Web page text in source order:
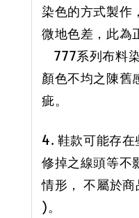
染色的方式製作
微地色差，此為
777系列布料
顏色不均之陳舊
疵。
4. 鞋款可能存
修掉之線頭等不
情形， 不屬於
)。